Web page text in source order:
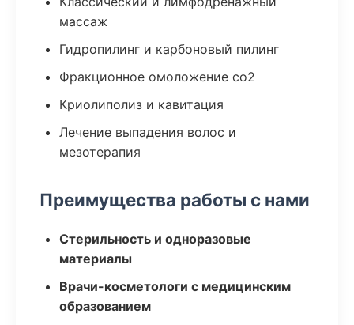
массаж
Гидропилинг и карбоновый пилинг
Фракционное омоложение co2
Криолиполиз и кавитация
Лечение выпадения волос и
мезотерапия
Преимущества работы с нами
Стерильность и одноразовые
материалы
Врачи-косметологи с медицинским
образованием